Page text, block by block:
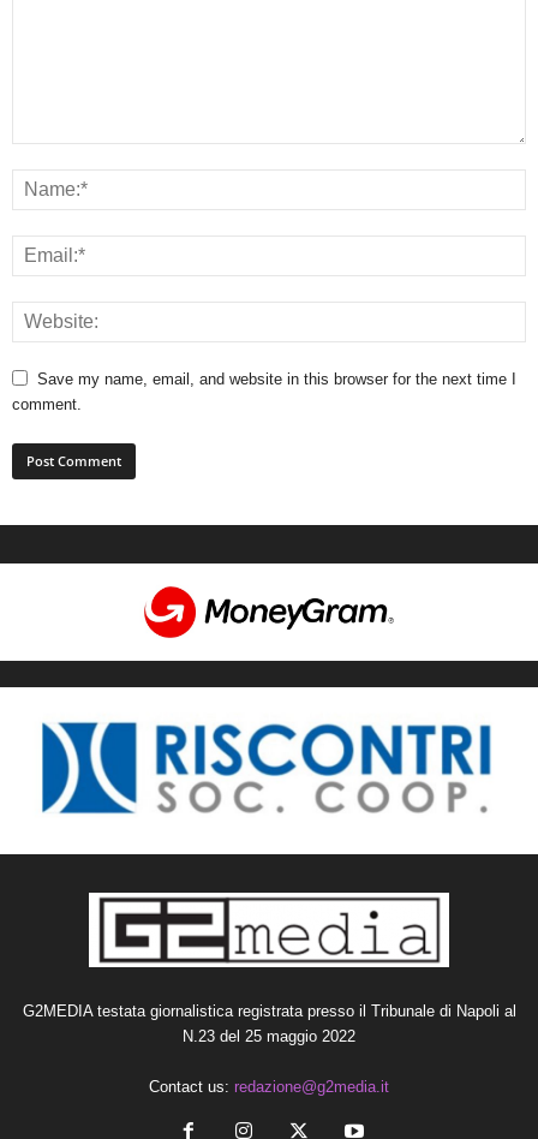
Save my name, email, and website in this browser for the next time I
comment.
G2MEDIA testata giornalistica registrata presso il Tribunale di Napoli al
N.23 del 25 maggio 2022
Contact us: redazione@g2media.it